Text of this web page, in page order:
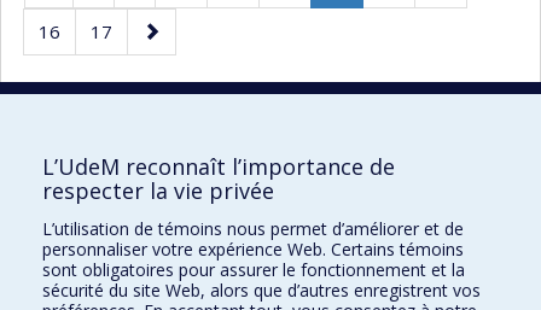
précédente
Page
Page
16 Page
17
Page
suivante
Faculté des sciences de l'éducation
Pavillon Marie-Victorin
L’UdeM reconnaît l’importance de
respecter la vie privée
L’utilisation de témoins nous permet d’améliorer et de
personnaliser votre expérience Web. Certains témoins
sont obligatoires pour assurer le fonctionnement et la
sécurité du site Web, alors que d’autres enregistrent vos